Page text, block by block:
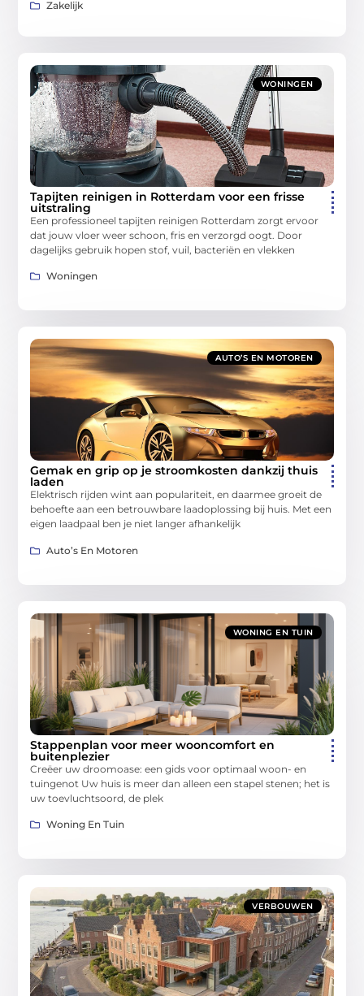
Zakelijk
WONINGEN
Tapijten reinigen in Rotterdam voor een frisse
uitstraling
Een professioneel tapijten reinigen Rotterdam zorgt ervoor
dat jouw vloer weer schoon, fris en verzorgd oogt. Door
dagelijks gebruik hopen stof, vuil, bacteriën en vlekken
Woningen
AUTO’S EN MOTOREN
Gemak en grip op je stroomkosten dankzij thuis
laden
Elektrisch rijden wint aan populariteit, en daarmee groeit de
behoefte aan een betrouwbare laadoplossing bij huis. Met een
eigen laadpaal ben je niet langer afhankelijk
Auto’s En Motoren
WONING EN TUIN
Stappenplan voor meer wooncomfort en
buitenplezier
Creëer uw droomoase: een gids voor optimaal woon- en
tuingenot Uw huis is meer dan alleen een stapel stenen; het is
uw toevluchtsoord, de plek
Woning En Tuin
VERBOUWEN